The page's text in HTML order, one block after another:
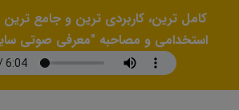
کامل ترین، کاربردی ترین و جامع
استخدامی و مصاحبه "معرفی صوتی